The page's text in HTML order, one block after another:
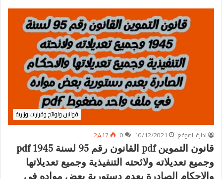
قوانين ولوائح وقرارات وزارية
ادارة الموقع
10/12/2021
0 2٬417
قانون التموين pdf القانون رقم 95 لسنة 1945 pdf
وجميع تعديلاته ولائحته التنفيذية وجميع تعديلاتها